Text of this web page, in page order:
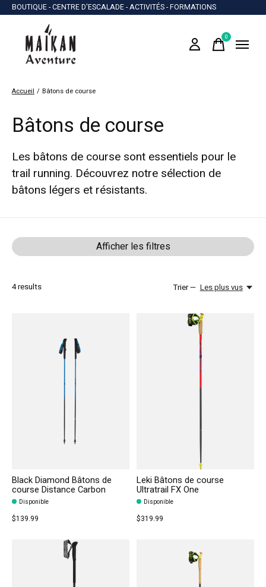
BOUTIQUE - CENTRE D'ESCALADE - ACTIVITÉS - FORMATIONS
0items
Accueil / Bâtons de course
Bâtons de course
Les bâtons de course sont essentiels pour le
trail running. Découvrez notre sélection de
bâtons légers et résistants.
Afficher les filtres
4results Trier — Les plus vus
Black Diamond Bâtons de
course Distance Carbon
Disponible
$139.99
Leki Bâtons de course
Ultratrail FX One
Disponible
$319.99